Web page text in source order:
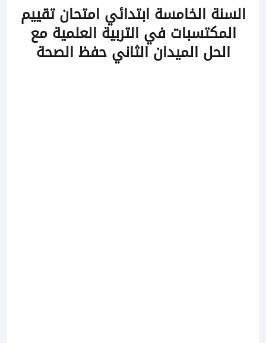
السنة الخامسة ابتدائي امتحان تقييم
المكتسبات في التربية العلمية مع
الحل الميدان الثاني حفظ الصحة